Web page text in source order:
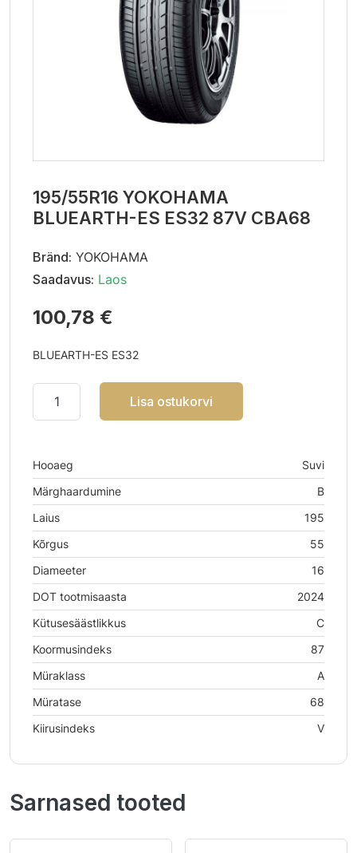
195/55R16 YOKOHAMA
BLUEARTH-ES ES32 87V CBA68
Bränd: YOKOHAMA
Saadavus: Laos
100,78 €
BLUEARTH-ES ES32
Lisa ostukorvi
Hooaeg
Suvi
Märghaardumine
B
Laius
195
Kõrgus
55
Diameeter
16
DOT tootmisaasta
2024
Kütusesäästlikkus
C
Koormusindeks
87
Müraklass
A
Müratase
68
Kiirusindeks
V
Sarnased tooted